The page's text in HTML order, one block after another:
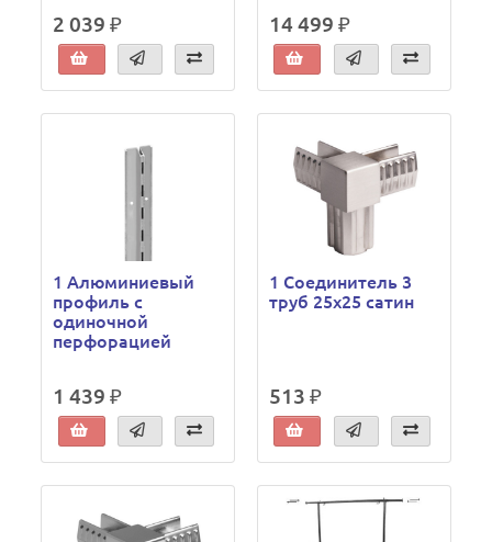
2 039 ₽ 14 499 ₽
1 Алюминиевый
профиль с
одиночной
перфорацией
1 439 ₽
1 Соединитель 3
труб 25x25 сатин
513 ₽